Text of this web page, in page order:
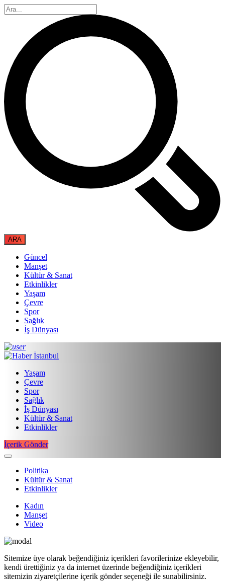
Güncel
Manşet
Kültür & Sanat
Etkinlikler
Yaşam
Çevre
Spor
Sağlık
İş Dünyası
Yaşam
Çevre
Spor
Sağlık
İş Dünyası
Kültür & Sanat
Etkinlikler
İçerik Gönder
Politika
Kültür & Sanat
Etkinlikler
Kadın
Manşet
Video
Sitemize üye olarak beğendiğiniz içerikleri favorilerinize ekleyebilir,
kendi ürettiğiniz ya da internet üzerinde beğendiğiniz içerikleri
sitemizin ziyaretçilerine içerik gönder seçeneği ile sunabilirsiniz.